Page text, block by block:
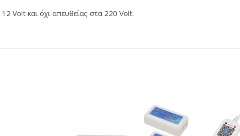
Volt και όχι απευθείας στα 220 Volt.